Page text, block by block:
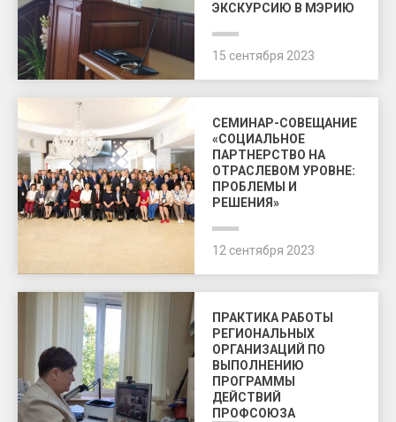
ЭКСКУРСИЮ В МЭРИЮ
15 сентября 2023
СЕМИНАР-СОВЕЩАНИЕ
«СОЦИАЛЬНОЕ
ПАРТНЕРСТВО НА
ОТРАСЛЕВОМ УРОВНЕ:
ПРОБЛЕМЫ И
РЕШЕНИЯ»
12 сентября 2023
ПРАКТИКА РАБОТЫ
РЕГИОНАЛЬНЫХ
ОРГАНИЗАЦИЙ ПО
ВЫПОЛНЕНИЮ
ПРОГРАММЫ
ДЕЙСТВИЙ
ПРОФСОЮЗА